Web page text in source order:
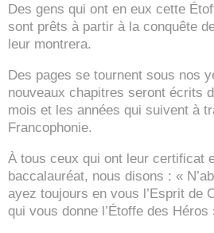
Des gens qui ont en eux cette
sont prêts à partir à la conquête
leur montrera.
Des pages se tournent sous nos
nouveaux chapitres seront écrits
mois et les années qui suivent à
Francophonie.
À tous ceux qui ont leur certificat
baccalauréat, nous disons : «
ayez toujours en vous l’Esprit de
qui vous donne l’Étoffe des Héros